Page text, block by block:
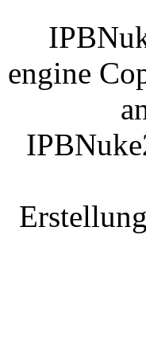
engine